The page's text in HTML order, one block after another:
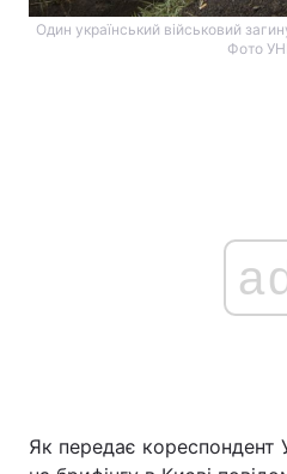
Один український військовий
Фото
Як передає кореспондент